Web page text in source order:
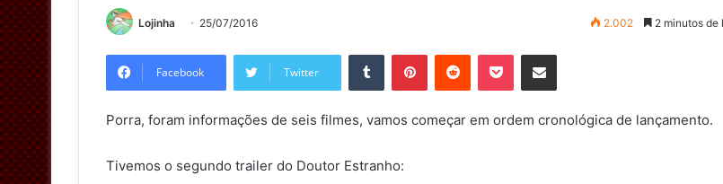
Lojinha 25/07/2016 2.002 2 minutos de
Facebook Twitter
Porra, foram informações de seis filmes, vamos começar em ordem cronológica de lançamento.
Tivemos o segundo trailer do Doutor Estranho: